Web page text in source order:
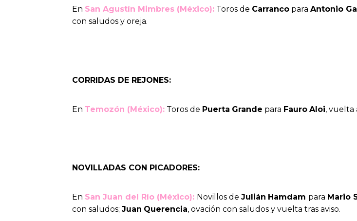
En San Agustín Mimbres (México): Toros de Carranco para Antonio
con saludos y oreja.
CORRIDAS DE REJONES:
En Temozón (México): Toros de Puerta Grande para Fauro Aloi, vuelta
NOVILLADAS CON PICADORES:
En San Juan del Río (México): Novillos de Julián Hamdam para Mario
con saludos; Juan Querencia, ovación con saludos y vuelta tras aviso.